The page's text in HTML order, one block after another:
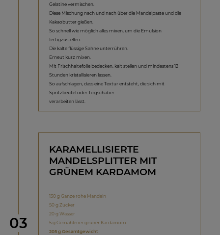
Gelatine vermischen.
Diese Mischung nach und nach über die Mandelpaste und die
Kakaobutter gießen.
So schnell wie möglich alles mixen, um die Emulsion
fertigzustellen.
Die kalte flüssige Sahne unterrühren.
Erneut kurz mixen.
Mit Frischhaltefolie bedecken, kalt stellen und mindestens 12
Stunden kristallisieren lassen.
So aufschlagen, dass eine Textur entsteht, die sich mit
Spritzbeutel oder Teigschaber
verarbeiten lässt.
Schritt
03
KARAMELLISIERTE
MANDELSPLITTER MIT
GRÜNEM KARDAMOM
130 g Ganze rohe Mandeln
50 g Zucker
20 g Wasser
5 g Gemahlener grüner Kardamom
205 g Gesamtgewicht